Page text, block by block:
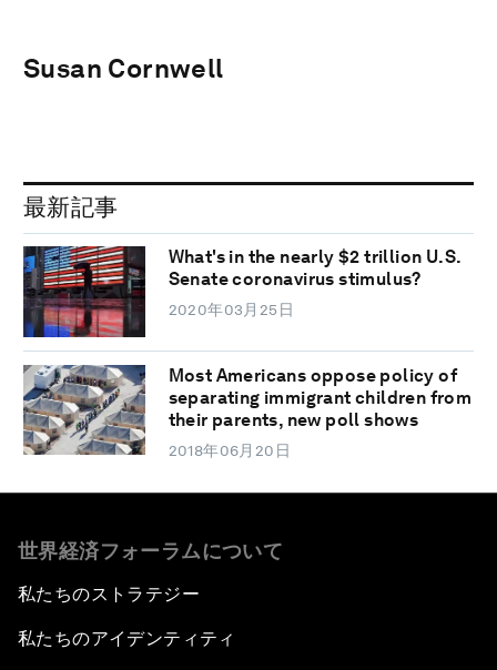
Susan Cornwell
最新記事
What's in the nearly $2 trillion U.S.
Senate coronavirus stimulus?
2020年03月25日
Most Americans oppose policy of
separating immigrant children from
their parents, new poll shows
2018年06月20日
世界経済フォーラムについて
私たちのストラテジー
私たちのアイデンティティ